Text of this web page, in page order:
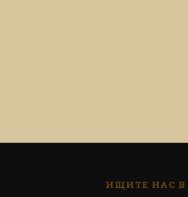
ИЩИТЕ НАС В